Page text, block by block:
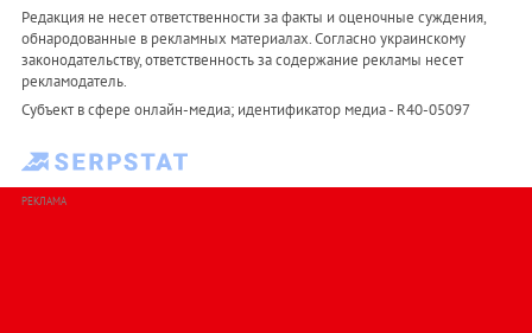
Редакция не несет ответственности за факты и оценочные суждения,
обнародованные в рекламных материалах. Согласно украинскому
законодательству, ответственность за содержание рекламы несет
рекламодатель.
Субъект в сфере онлайн-медиа; идентификатор медиа - R40-05097
РЕКЛАМА